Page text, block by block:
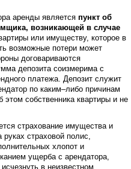
аренды является пункт об
возникающей в случае
или имуществу, которое в
возможные потери может
договариваются
депозита соизмерима с
платежа. Депозит служит
по каким–либо причинам
собственника квартиры и не
страхование имущества и
руках страховой полис,
хлопот и
ущерба с арендатора,
в неизвестном